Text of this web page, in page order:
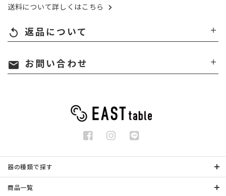
送料について詳しくはこちら
replay 返品について
mail お問い合わせ
器の種類で探す
商品一覧